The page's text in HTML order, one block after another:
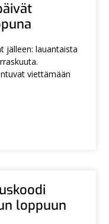
jälleen: lauantaista
viettämään
loppuun